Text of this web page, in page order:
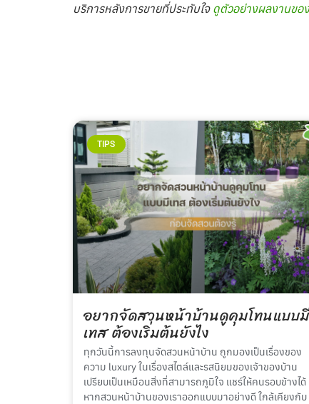
บริการหลังการขายที่ประทับใจ ดูตัวอย่างผลงานขอ
TIPS
อยากจัดสวนหน้าบ้านดูคุมโทนแบบมี
เทส ต้องเริ่มต้นยังไง
ทุกวันนี้การลงทุนจัดสวนหน้าบ้าน ถูกมองเป็นเรื่องของ
ความ luxury ในเรื่องสไตล์และรสนิยมของเจ้าของบ้าน
เปรียบเป็นเหมือนสิ่งที่สามารถภูมิใจ แชร์ให้คนรอบข้างได้
หากสวนหน้าบ้านของเราออกแบบมาอย่างดี ใกล้เคียงกับ